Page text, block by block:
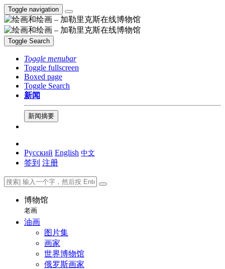
Toggle navigation
Toggle Search
Toggle menubar
Toggle fullscreen
Boxed page
Toggle Search
新闻
新闻摘要
Русский English 中文
签到 注册
博物馆
老画
油画
图片集
画家
世界博物馆
俄罗斯画家